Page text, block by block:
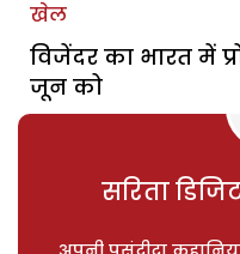
खेल
विजेंदर का भारत में
जून को
सरिता